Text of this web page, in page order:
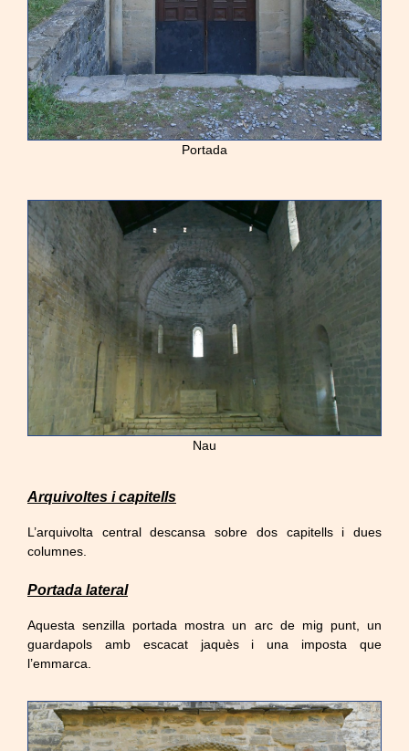
Portada
Nau
Arquivoltes i capitells
L’arquivolta central descansa sobre dos capitells i dues
columnes.
Portada lateral
Aquesta senzilla portada mostra un arc de mig punt, un
guardapols amb escacat jaquès i una imposta que
l’emmarca.